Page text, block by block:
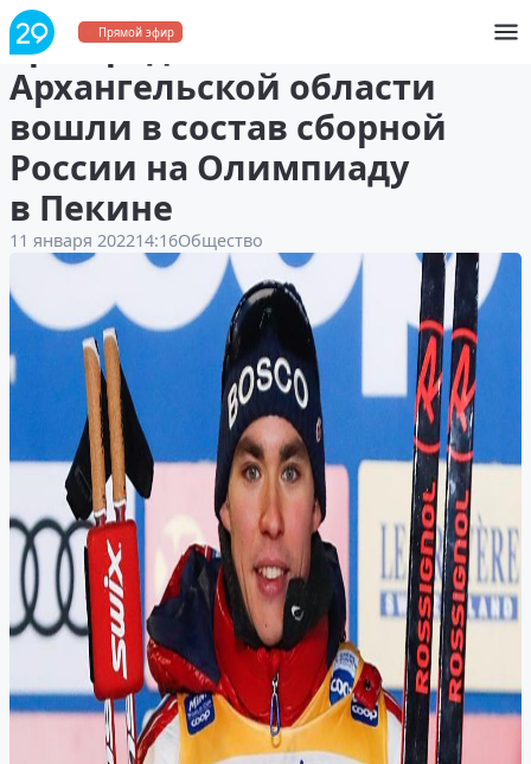
Прямой эфир
Три представителя
Архангельской области
вошли в состав сборной
России на Олимпиаду
в Пекине
11 января 202214:16Общество